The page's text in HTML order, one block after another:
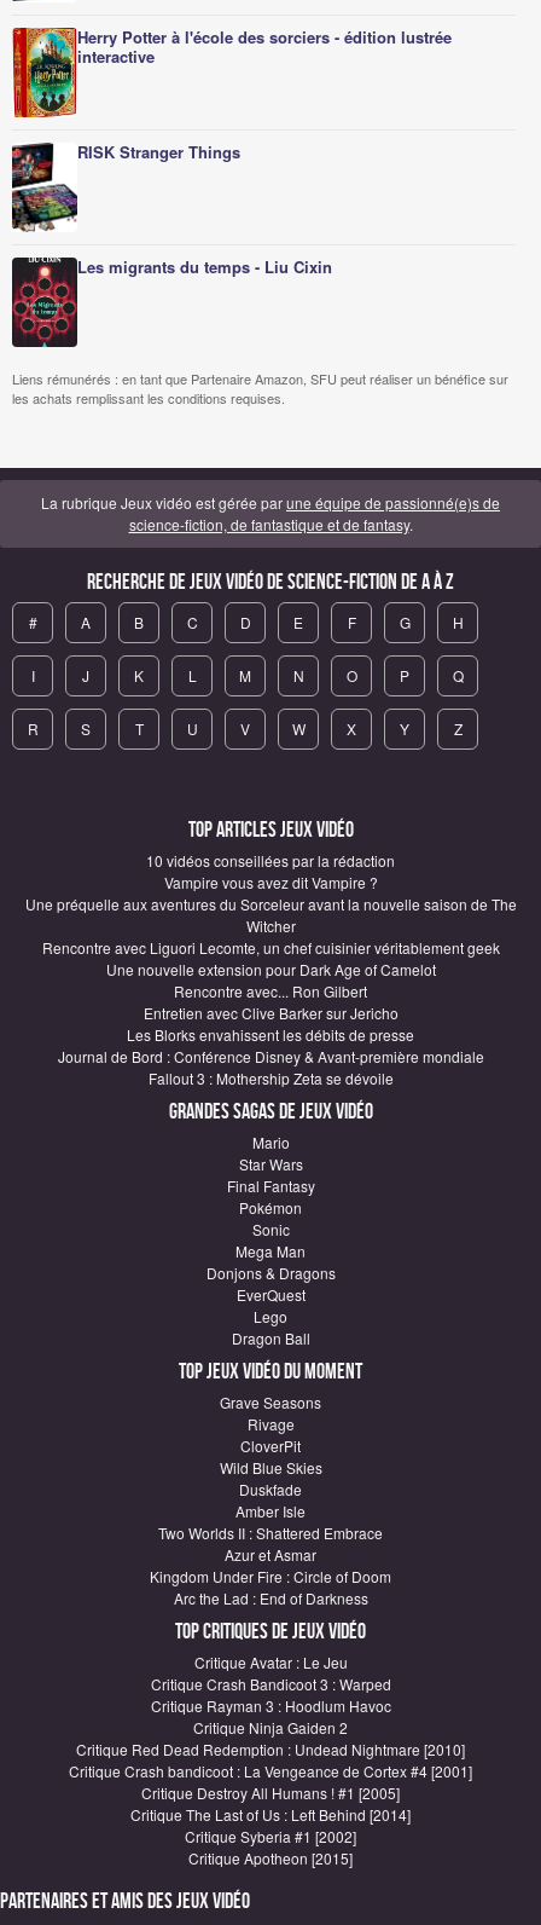
Herry Potter à l'école des sorciers - édition lustrée
interactive
RISK Stranger Things
Les migrants du temps - Liu Cixin
Liens rémunérés : en tant que Partenaire Amazon, SFU peut réaliser un bénéfice sur
les achats remplissant les conditions requises.
La rubrique Jeux vidéo est gérée parune équipe de passionné(e)s de
science-fiction, de fantastique et de fantasy.
Recherche de Jeux vidéo de science-fiction de A à Z
# A B C D E F G H
I J K L M N O P Q
R S T U V W X Y Z
Top articles Jeux vidéo
10 vidéos conseillées par la rédaction
Vampire vous avez dit Vampire ?
Une préquelle aux aventures du Sorceleur avant la nouvelle saison de The
Witcher
Rencontre avec Liguori Lecomte, un chef cuisinier véritablement geek
Une nouvelle extension pour Dark Age of Camelot
Rencontre avec... Ron Gilbert
Entretien avec Clive Barker sur Jericho
Les Blorks envahissent les débits de presse
Journal de Bord : Conférence Disney & Avant-première mondiale
Fallout 3 : Mothership Zeta se dévoile
Grandes sagas de Jeux vidéo
Mario
Star Wars
Final Fantasy
Pokémon
Sonic
Mega Man
Donjons & Dragons
EverQuest
Lego
Dragon Ball
Top Jeux vidéo du moment
Grave Seasons
Rivage
CloverPit
Wild Blue Skies
Duskfade
Amber Isle
Two Worlds II : Shattered Embrace
Azur et Asmar
Kingdom Under Fire : Circle of Doom
Arc the Lad : End of Darkness
Top critiques de Jeux vidéo
Critique Avatar : Le Jeu
Critique Crash Bandicoot 3 : Warped
Critique Rayman 3 : Hoodlum Havoc
Critique Ninja Gaiden 2
Critique Red Dead Redemption : Undead Nightmare [2010]
Critique Crash bandicoot : La Vengeance de Cortex #4 [2001]
Critique Destroy All Humans ! #1 [2005]
Critique The Last of Us : Left Behind [2014]
Critique Syberia #1 [2002]
Critique Apotheon [2015]
Partenaires et amis des jeux vidéo